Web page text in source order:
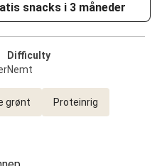
snacks i 3 måneder
Difficulty
Nemt
grønt Proteinrig